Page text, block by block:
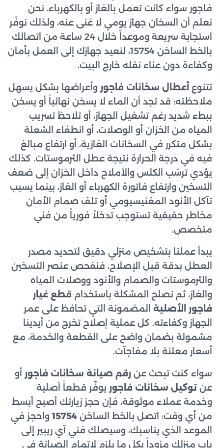
فاجور سواء كانت تعمل بالغاز أو بالكهرباء. نحن
نعلم أن السخان جهاز يومي لا غنى عنه، ولذلك نوفّر
استجابة سريعة وموعداً خلال 24 ساعة من اتصالك
بالخط الساخن 15754، لنعيد جهازك إلى العمل بأمان
وكفاءة دون عناء نقله خارج البيت.
تتنوع أعطال سخانات فاجور وأعراضها بشكل يسهل
ملاحظته: قد تجد أن الماء لا يسخن نهائياً أو يسخن
ببطء شديد رغم تشغيل الجهاز، أو تلاحظ تسريب
المياه من الخزان أو الوصلات، أو انطفاء الشعلة
بشكل متكرر في السخانات الغازية، أو ارتفاع مبالغ
فيه في درجة الحرارة نتيجة عطل الثرموستات. كذلك
يؤدي ترسّب الكلس والأملاح داخل الخزان إلى ضعف
التسخين وارتفاع فاتورة الكهرباء أو الغاز، بينما يسبب
تآكل الأنود المغنيسيومي أو تلف صمام الأمان
مخاطر حقيقية تستوجب تدخلاً فورياً من فني
متخصص.
يبدأ عملنا بتشخيص منزلي دقيق لتحديد مصدر
العطل بدقة قبل الإصلاح، فنفحص عنصر التسخين
والثرموستات والصمام والأنود ووصلات المياه
والغاز، ثم نصلح المشكلة باستخدام قطع غيار
فاجور الأصلية المضمونة التي تحافظ على عمر
الجهاز وكفاءته. كل عملية إصلاح تخرج من أيدينا
مشمولة بضمان واضح على القطعة والخدمة، مع
أسعار معلنة بلا مفاجآت.
سواء كنت تبحث عن رقم صيانة سخانات فاجور أو
عن توكيل سخانات فاجور يوفّر قطعاً أصلية
وخدمة عملاء موثوقة، فإن حجز زيارتك أصبح أبسط
من أي وقت: اتصل بالخط الساخن 15754واحجز في
الموعد الذي يناسبك، وسيصلك فني آي ريبير إلى
باب منزلك مزوداً بكل ما يلزم لإتمام الصيانة في